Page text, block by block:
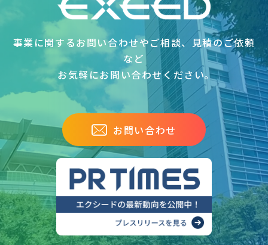
事業に関するお問い合わせやご相談、見積のご依頼
など
お気軽にお問い合わせください｡
お問い合わせ